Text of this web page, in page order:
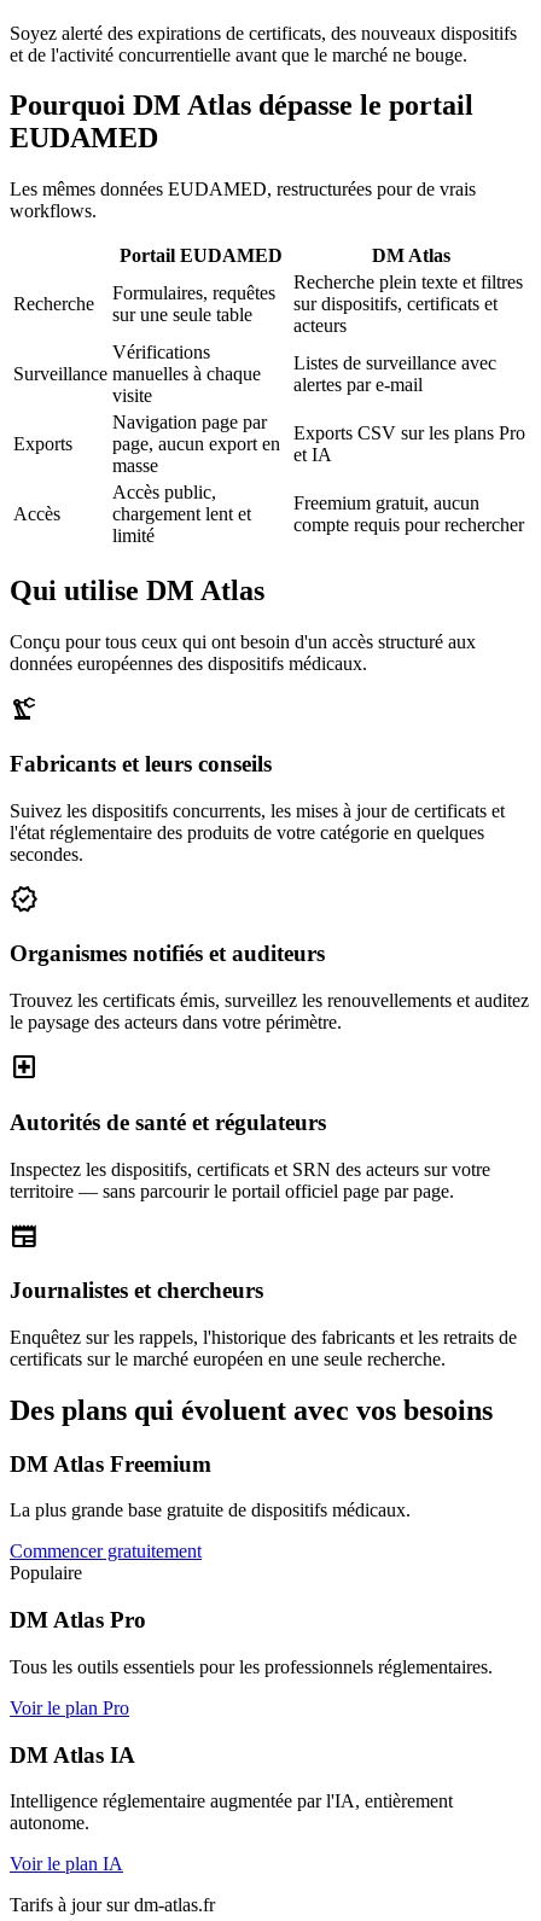
Soyez alerté des expirations de certificats, des nouveaux dispositifs
et de l'activité concurrentielle avant que le marché ne bouge.
Pourquoi DM Atlas dépasse le portail
EUDAMED
Les mêmes données EUDAMED, restructurées pour de vrais
workflows.
Portail EUDAMED DM Atlas
Recherche
Formulaires, requêtes
sur une seule table
Recherche plein texte et filtres
sur dispositifs, certificats et
acteurs
Surveillance
Vérifications
manuelles à chaque
visite
Listes de surveillance avec
alertes par e-mail
Exports
Navigation page par
page, aucun export en
masse
Exports CSV sur les plans Pro
et IA
Accès
Accès public,
chargement lent et
limité
Freemium gratuit, aucun
compte requis pour rechercher
Qui utilise DM Atlas
Conçu pour tous ceux qui ont besoin d'un accès structuré aux
données européennes des dispositifs médicaux.
precision_manufacturing
Fabricants et leurs conseils
Suivez les dispositifs concurrents, les mises à jour de certificats et
l'état réglementaire des produits de votre catégorie en quelques
secondes.
verified
Organismes notifiés et auditeurs
Trouvez les certificats émis, surveillez les renouvellements et auditez
le paysage des acteurs dans votre périmètre.
local_hospital
Autorités de santé et régulateurs
Inspectez les dispositifs, certificats et SRN des acteurs sur votre
territoire — sans parcourir le portail officiel page par page.
newspaper
Journalistes et chercheurs
Enquêtez sur les rappels, l'historique des fabricants et les retraits de
certificats sur le marché européen en une seule recherche.
Des plans qui évoluent avec vos besoins
DM Atlas Freemium
La plus grande base gratuite de dispositifs médicaux.
Commencer gratuitement
Populaire
DM Atlas Pro
Tous les outils essentiels pour les professionnels réglementaires.
Voir le plan Pro
DM Atlas IA
Intelligence réglementaire augmentée par l'IA, entièrement
autonome.
Voir le plan IA
Tarifs à jour sur dm-atlas.fr